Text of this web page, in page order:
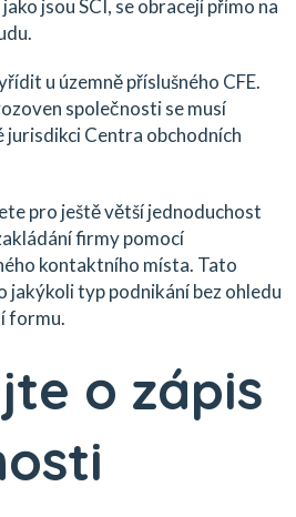
jsou SCI, se obracejí přímo na
u územně příslušného CFE.
společnosti se musí
jurisdikci Centra obchodních
pro ještě větší jednoduchost
firmy pomocí
kontaktního místa. Tato
jakýkoli typ podnikání bez ohledu
formu.
o zápis